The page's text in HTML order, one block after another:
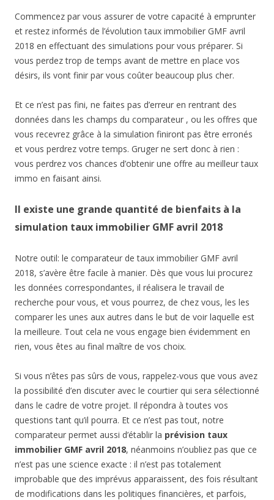
Commencez par vous assurer de votre capacité à emprunter
et restez informés de l’évolution taux immobilier GMF avril
2018 en effectuant des simulations pour vous préparer. Si
vous perdez trop de temps avant de mettre en place vos
désirs, ils vont finir par vous coûter beaucoup plus cher.
Et ce n’est pas fini, ne faites pas d’erreur en rentrant des
données dans les champs du comparateur , ou les offres que
vous recevrez grâce à la simulation finiront pas être erronés
et vous perdrez votre temps. Gruger ne sert donc à rien :
vous perdrez vos chances d’obtenir une offre au meilleur taux
immo en faisant ainsi.
Il existe une grande quantité de bienfaits à la
simulation taux immobilier GMF avril 2018
Notre outil: le comparateur de taux immobilier GMF avril
2018, s’avère être facile à manier. Dès que vous lui procurez
les données correspondantes, il réalisera le travail de
recherche pour vous, et vous pourrez, de chez vous, les les
comparer les unes aux autres dans le but de voir laquelle est
la meilleure. Tout cela ne vous engage bien évidemment en
rien, vous êtes au final maître de vos choix.
Si vous n’êtes pas sûrs de vous, rappelez-vous que vous avez
la possibilité d’en discuter avec le courtier qui sera sélectionné
dans le cadre de votre projet. Il répondra à toutes vos
questions tant qu’il pourra. Et ce n’est pas tout, notre
comparateur permet aussi d’établir la prévision taux
immobilier GMF avril 2018, néanmoins n’oubliez pas que ce
n’est pas une science exacte : il n’est pas totalement
improbable que des imprévus apparaissent, des fois résultant
de modifications dans les politiques financières, et parfois,